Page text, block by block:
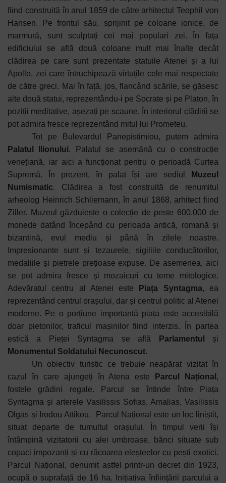
fiind construită în anul 1859 de către arhitectul Teophil von
Hansen. Pe frontul său, sprijinit pe coloane ionice, de
marmură, sunt sculptați cei mai populari zei. În fața
edificiului se află două coloane mult mai înalte decât
clădirea pe care sunt prezentate statuile Atenei și a lui
Apollo, zei care întruchipează virtuțile cele mai respectate
de către greci. Mai în față, jos, flancând scările, se găsesc
alte două statui, reprezentându-i pe Socrate și pe Platon, în
poziții meditative, așezați pe scaune. În interiorul clădirii se
pot admira fresce reprezentând mitul lui Prometeu.
Tot pe Bulevardul Panepistimiou, putem admira
Palatul Ilionului. Palatul se asemănă cu o construcție
venețiană, iar aici a funcționat pentru o perioadă Curtea
Supremă. În prezent, în palat își are sediul
Muzeul
Numismatic. Clădirea a fost construită de renumitul
arheolog Heinrich Schliemann, în anul 1868, arhitect fiind
Ziller. Muzeul găzduiește o colecție de peste 600.000 de
monede datând începând cu perioada antică, romană și
bizantină, evul mediu și până în zilele noastre.
Impresionante sunt și tezaurele, sigiliile conducătorilor,
medaliile și pietrele prețioase expuse. De asemenea, aici
se pot admira fresce și mozaicuri cu teme mitologice.
Adevăratul centru al Atenei este
Piața Syntagma, ea
reprezentând centrul orașului, dar și centrul politic al Atenei
moderne. Pe o porțiune importantă piața este accesibilă
doar pietonilor, traficul mașinilor fiind interzis. În partea
estică a Pieței Syntagma se află
Parlamentul
și
Monumentul Soldatului Necunoscut.
Un obiectiv turistic ce trebuie neapărat vizitat în
cazul în care ajungeți în Atena este
Parcul Național ,
fostele grădini regale. Parcul se întinde între Piața
Syntagma și arterele Vasilissis Sofias, Amalias, Vasilissis
Olgas și Irodou Attikou. Parcul Național este un loc liniștit,
situat departe de tumultul orașului. În timpul verii își
întâmpină vizitatorii cu alei umbroase, bănci situate sub
copaci impozanți și cu răcoarea eleșteelor cu pești exotici.
Parcul Național, denumit astfel printr-un decret din 1923,
ocupă o suprafață de 16 ha. Inițiativa înființării parcului a